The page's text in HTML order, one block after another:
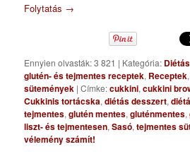
Folytatás →
Ennyien olvasták: 3 821 | Kategória:
glutén- és tejmentes receptek, Receptek
sütemények |Címke:cukkini,cukkini
Cukkinis tortácska,diétás desszert,
tejmentes,glutén mentes,gluténmentes,
liszt- és tejmentesen,Sasó,tejmentes
vélemény számít!